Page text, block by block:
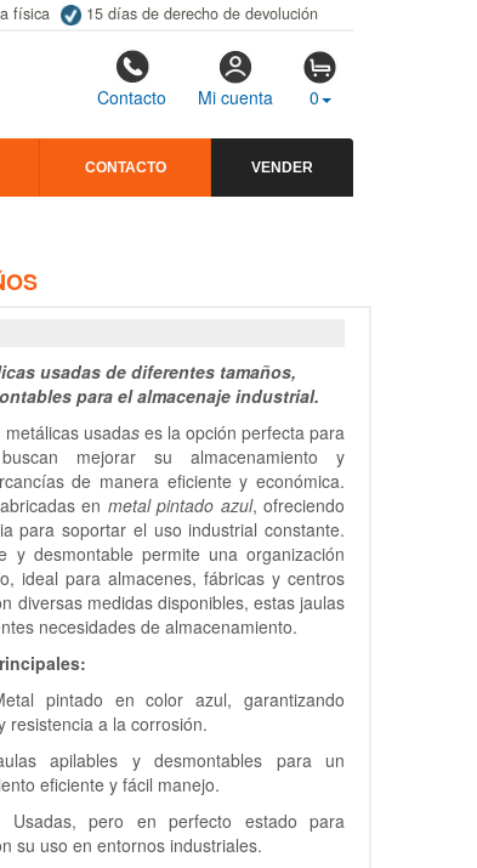
física 15 días de derecho de devolución
Contacto Mi cuenta 0
CONTACTO VENDER
usadas de diferentes tamaños,
para el almacenaje industrial.
usadases la opción perfecta para
mejorar su almacenamiento y
de manera eficiente y económica.
en metal pintado azul, ofreciendo
para soportar el uso industrial constante.
y desmontable permite una organización
ideal para almacenes, fábricas y centros
diversas medidas disponibles, estas jaulas
necesidades de almacenamiento.
pintado en color azul, garantizando
resistencia a la corrosión.
apilables y desmontables para un
eficiente y fácil manejo.
Usadas, pero en perfecto estado para
su uso en entornos industriales.